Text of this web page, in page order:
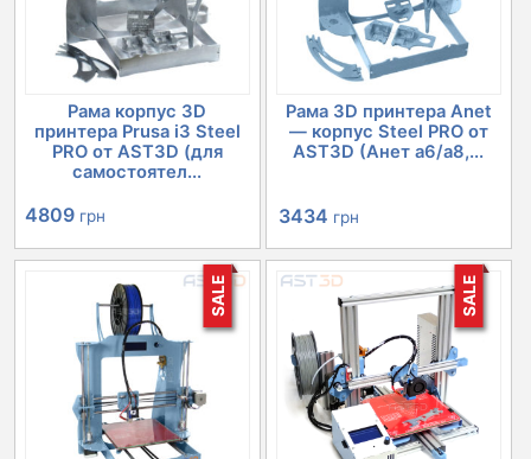
Рама корпус 3D
принтера Prusa i3 Steel
PRO от AST3D (для
самостоятел...
4809 грн
Рама 3D принтера Anet
— корпус Steel PRO от
AST3D (Анет а6/а8,...
Первоначальная
цена
составляла
4396 грн.
3434 грн
цена:
3434 грн.
SALE SALE